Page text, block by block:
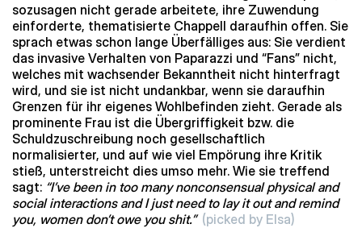
sozusagen nicht gerade arbeitete, ihre Zuwendung
einforderte, thematisierte Chappell daraufhin offen. Sie
sprach etwas schon lange Überfälliges aus: Sie verdient
das invasive Verhalten von Paparazzi und “Fans” nicht,
welches mit wachsender Bekanntheit nicht hinterfragt
wird, und sie ist nicht undankbar, wenn sie daraufhin
Grenzen für ihr eigenes Wohlbefinden zieht. Gerade als
prominente Frau ist die Übergriffigkeit bzw. die
Schuldzuschreibung noch gesellschaftlich
normalisierter, und auf wie viel Empörung ihre Kritik
stieß, unterstreicht dies umso mehr. Wie sie treffend
sagt: “I’ve been in too many nonconsensual physical and
social interactions and I just need to lay it out and remind
you, women don’t owe you shit.” (picked by Elsa)